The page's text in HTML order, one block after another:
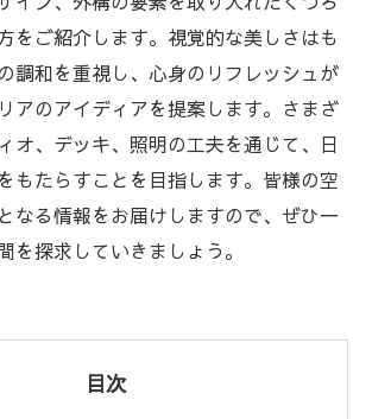
をご紹介します。視覚的な美しさはも
調和を重視し、心身のリフレッシュが
アのアイディアを提案します。さまざ
オ、デッキ、照明の工夫を通じて、日
もたらすことを目指します。皆様の空
なる情報をお届けしますので、ぜひ一
を探求していきましょう。
目次